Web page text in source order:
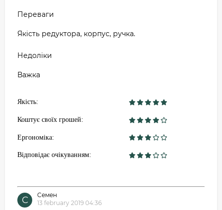
Переваги
Якість редуктора, корпус, ручка.
Недоліки
Важка
Якість:
Коштує своїх грошей:
Ергономіка:
Відповідає очікуванням:
С
Семен
13 february 2019 04:36